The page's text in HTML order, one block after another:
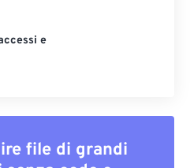
e
file di grandi